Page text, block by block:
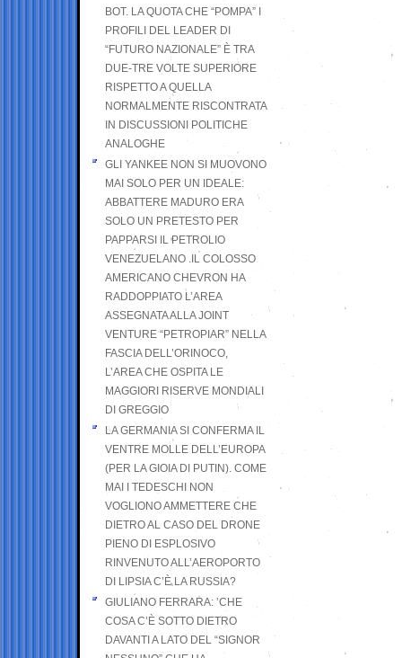
BOT. LA QUOTA CHE “POMPA” I
PROFILI DEL LEADER DI
“FUTURO NAZIONALE” È TRA
DUE-TRE VOLTE SUPERIORE
RISPETTO A QUELLA
NORMALMENTE RISCONTRATA
IN DISCUSSIONI POLITICHE
ANALOGHE
GLI YANKEE NON SI MUOVONO
MAI SOLO PER UN IDEALE:
ABBATTERE MADURO ERA
SOLO UN PRETESTO PER
PAPPARSI IL PETROLIO
VENEZUELANO .IL COLOSSO
AMERICANO CHEVRON HA
RADDOPPIATO L’AREA
ASSEGNATA ALLA JOINT
VENTURE “PETROPIAR” NELLA
FASCIA DELL’ORINOCO,
L’AREA CHE OSPITA LE
MAGGIORI RISERVE MONDIALI
DI GREGGIO
LA GERMANIA SI CONFERMA IL
VENTRE MOLLE DELL’EUROPA
(PER LA GIOIA DI PUTIN). COME
MAI I TEDESCHI NON
VOGLIONO AMMETTERE CHE
DIETRO AL CASO DEL DRONE
PIENO DI ESPLOSIVO
RINVENUTO ALL’AEROPORTO
DI LIPSIA C’È LA RUSSIA?
GIULIANO FERRARA: ’CHE
COSA C’È SOTTO DIETRO
DAVANTI A LATO DEL “SIGNOR